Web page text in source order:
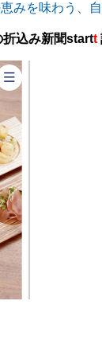
みを味わう、
折込み新聞startt